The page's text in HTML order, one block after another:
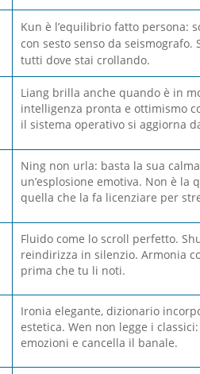
Kun è l’equilibrio fatto persona:
con sesto senso da
tutti dove stai crollando.
Liang brilla anche quando è in
intelligenza pronta e ottimismo
il sistema operativo si aggiorna
Ning non urla: basta la sua
un’esplosione emotiva. Non è la
quella che la fa licenziare per
Fluido come lo scroll perfetto.
reindirizza in silenzio. Armonia
prima che tu li noti.
Ironia elegante, dizionario
estetica. Wen non legge i
emozioni e cancella il banale.